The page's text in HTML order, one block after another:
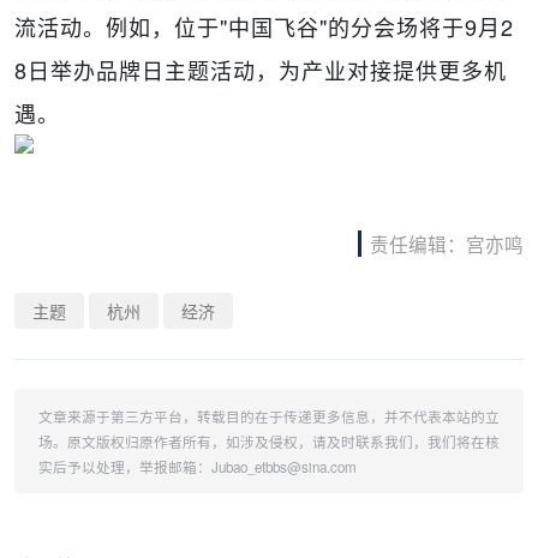
流活动。例如，位于"中国飞谷"的分会场将于9月2
8日举办品牌日主题活动，为产业对接提供更多机
遇。
责任编辑：宫亦鸣
主题 杭州 经济
文章来源于第三方平台，转载目的在于传递更多信息，并不代表本站的立
场。原文版权归原作者所有，如涉及侵权，请及时联系我们，我们将在核
实后予以处理，举报邮箱：Jubao_etbbs@sina.com